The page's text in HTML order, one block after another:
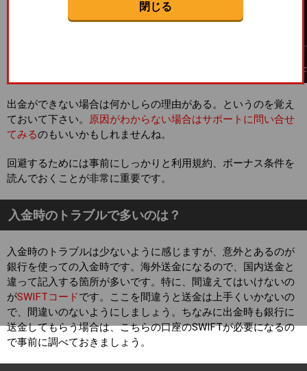
閉じる
出金ができない場合は何かしらの理由がある。というのを覚え
ておいて下さい。 原因がわからない場合はサポートに問い合せ
てみるのもいいかもしれませんね。
回避するためには事前にしっかりと利用規約、ボーナス条件を
読んでおくことが非常に重要です。
入金時のトラブルで多いのは？
入金時のトラブルは少ないように感じますが、意外とあるのが
銀行を使っての入金時です。海外送金になるので、国内送金と
違って記入する箇所が多いです。特に、間違えてはいけないの
がSWIFTコードです。ここを間違うと送金は上手くいかないの
で、間違いのないようにしましょう。ちなみに出金時も銀行に
送金してもらう場合は、こちらの口座のSWIFTが必要になるの
で事前に調べておきましょう。